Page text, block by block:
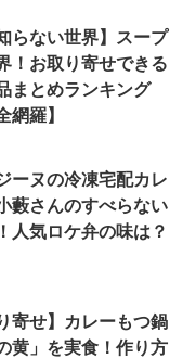
らない世界】スープ
！お取り寄せできる
まとめランキング
網羅】
ーヌの冷凍宅配カレ
藪さんのすべらない
人気ロケ弁の味は？
寄せ】カレーもつ鍋
黄」を実食！作り方